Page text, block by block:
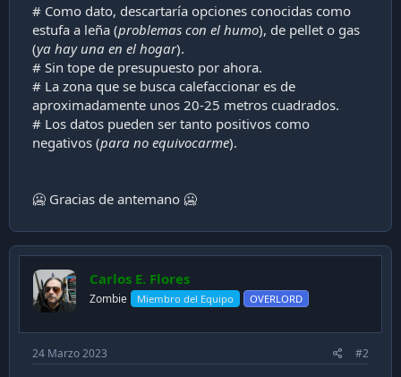
# Como dato, descartaría opciones conocidas como
estufa a leña (problemas con el humo), de pellet o gas
(ya hay una en el hogar).
# Sin tope de presupuesto por ahora.
# La zona que se busca calefaccionar es de
aproximadamente unos 20-25 metros cuadrados.
# Los datos pueden ser tanto positivos como
negativos (para no equivocarme).
🥶 Gracias de antemano 🥶
Carlos E. Flores
Zombie Miembro del Equipo OVERLORD
24 Marzo 2023 #2